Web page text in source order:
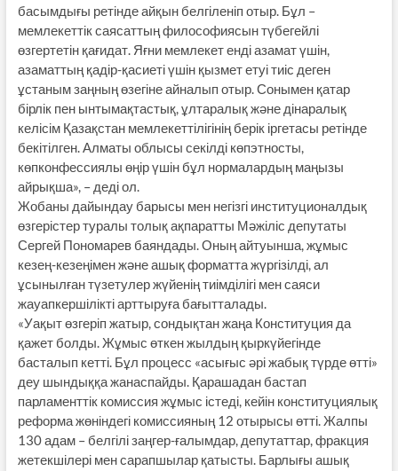
басымдығы ретінде айқын белгіленіп отыр. Бұл –
мемлекеттік саясаттың философиясын түбегейлі
өзгертетін қағидат. Яғни мемлекет енді азамат үшін,
азаматтың қадір-қасиеті үшін қызмет етуі тиіс деген
ұстаным заңның өзегіне айналып отыр. Сонымен қатар
бірлік пен ынтымақтастық, ұлтаралық және дінаралық
келісім Қазақстан мемлекеттілігінің берік іргетасы ретінде
бекітілген. Алматы облысы секілді көпэтносты,
көпконфессиялы өңір үшін бұл нормалардың маңызы
айрықша», – деді ол.
Жобаны дайындау барысы мен негізгі институционалдық
өзгерістер туралы толық ақпаратты Мәжіліс депутаты
Сергей Пономарев баяндады. Оның айтуынша, жұмыс
кезең-кезеңімен және ашық форматта жүргізілді, ал
ұсынылған түзетулер жүйенің тиімділігі мен саяси
жауапкершілікті арттыруға бағытталады.
«Уақыт өзгеріп жатыр, сондықтан жаңа Конституция да
қажет болды. Жұмыс өткен жылдың қыркүйегінде
басталып кетті. Бұл процесс «асығыс әрі жабық түрде өтті»
деу шындыққа жанаспайды. Қарашадан бастап
парламенттік комиссия жұмыс істеді, кейін конституциялық
реформа жөніндегі комиссияның 12 отырысы өтті. Жалпы
130 адам – белгілі заңгер-ғалымдар, депутаттар, фракция
жетекшілері мен сарапшылар қатысты. Барлығы ашық